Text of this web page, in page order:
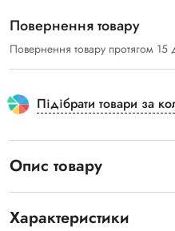
Повернення товару
Повернення товару протягом 15
Підібрати товари за
Опис товару
Характеристики